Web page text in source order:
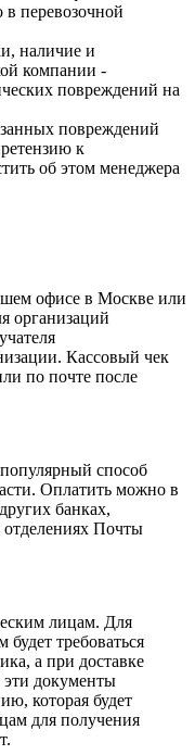
в перевозочной
наличие и
компании -
повреждений на
повреждений
к
об этом менеджера
офисе в Москве или
организаций
Кассовый чек
по почте после
способ
Оплатить можно в
банках,
Почты
лицам. Для
требоваться
а при доставке
эти документы
которая будет
для получения